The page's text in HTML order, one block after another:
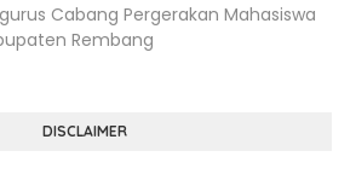
Cabang Pergerakan Mahasiswa
Rembang
DISCLAIMER